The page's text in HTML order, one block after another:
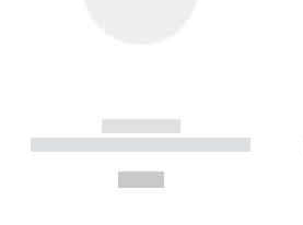
------------
----------- ----------- ----------